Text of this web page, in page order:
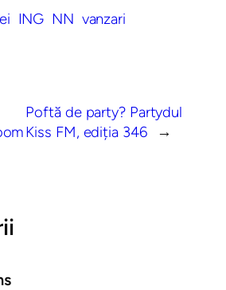
ING NN vanzari
Poftă de party? Partydul
Kiss FM, ediția 346
→